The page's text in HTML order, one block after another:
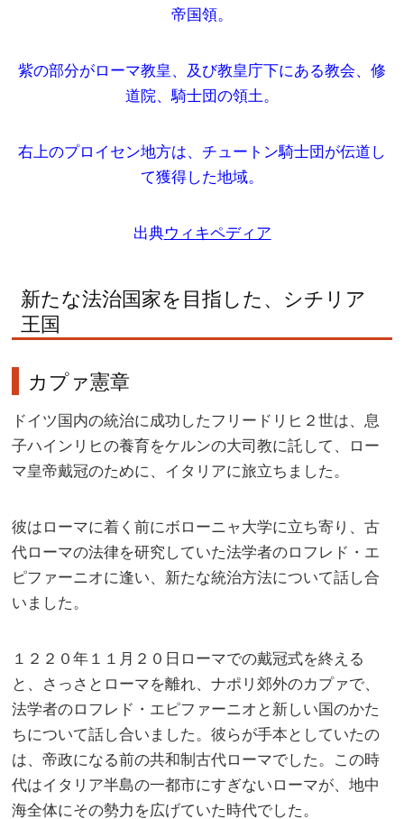
帝国領。
紫の部分がローマ教皇、及び教皇庁下にある教会、修
道院、騎士団の領土。
右上のプロイセン地方は、チュートン騎士団が伝道し
て獲得した地域。
出典ウィキペディア
新たな法治国家を目指した、シチリア
王国
カプァ憲章
ドイツ国内の統治に成功したフリードリヒ２世は、息
子ハインリヒの養育をケルンの大司教に託して、ロー
マ皇帝戴冠のために、イタリアに旅立ちました。
彼はローマに着く前にボローニャ大学に立ち寄り、古
代ローマの法律を研究していた法学者のロフレド・エ
ピファーニオに逢い、新たな統治方法について話し合
いました。
１２２０年１１月２０日ローマでの戴冠式を終える
と、さっさとローマを離れ、ナポリ郊外のカプァで、
法学者のロフレド・エピファーニオと新しい国のかた
ちについて話し合いました。彼らが手本としていたの
は、帝政になる前の共和制古代ローマでした。この時
代はイタリア半島の一都市にすぎないローマが、地中
海全体にその勢力を広げていた時代でした。